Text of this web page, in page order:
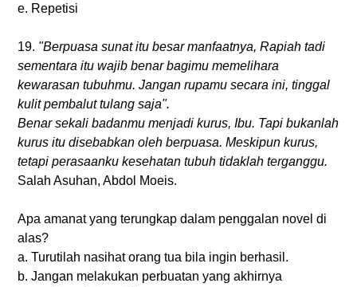
e. Repetisi
19. "Berpuasa sunat itu besar manfaatnya, Rapiah tadi
sementara itu wajib benar bagimu memelihara
kewarasan tubuhmu. Jangan rupamu secara ini, tinggal
kulit pembalut tulang saja".
Benar sekali badanmu menjadi kurus, Ibu. Tapi bukanlah
kurus itu disebabkan oleh berpuasa. Meskipun kurus,
tetapi perasaanku kesehatan tubuh tidaklah terganggu.
Salah Asuhan, Abdol Moeis.
Apa amanat yang terungkap dalam penggalan novel di
alas?
a. Turutilah nasihat orang tua bila ingin berhasil.
b. Jangan melakukan perbuatan yang akhirnya